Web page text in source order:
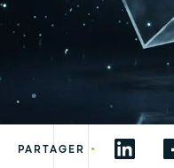
PARTAGER •